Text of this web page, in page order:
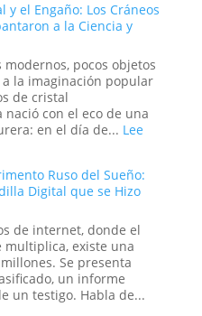
y el Engaño: Los Cráneos
a la Ciencia y
pocos objetos
la imaginación popular
de cristal
con el eco de una
en el día de... Lee
Ruso del Sueño:
Digital que se Hizo
de internet, donde el
multiplica, existe una
Se presenta
un informe
un testigo. Habla de...